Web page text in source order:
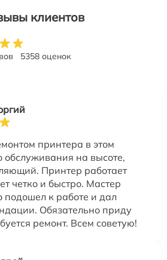
клиентов
5358 оценок
принтера в этом
обслуживания на высоте,
Принтер работает
четко и быстро. Мастер
подошел к работе и дал
Обязательно приду
ремонт. Всем советую!